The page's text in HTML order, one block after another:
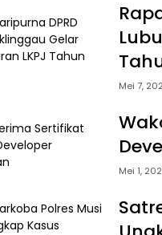
Mei 7,
Mei 1,